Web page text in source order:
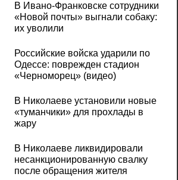
В Ивано-Франковске сотрудники
«Новой почты» выгнали собаку:
их уволили
Российские войска ударили по
Одессе: поврежден стадион
«Черноморец» (видео)
В Николаеве установили новые
«туманчики» для прохлады в
жару
В Николаеве ликвидировали
несанкционированную свалку
после обращения жителя